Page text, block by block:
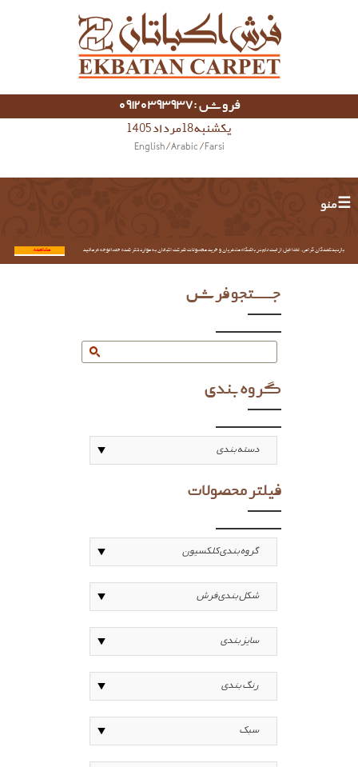
فروش :09120393937
یکشنبه 18 مرداد 1405
English/ Arabic / Farsi
☰ منو
بازدیدکنندگان گرامی؛ لطفا قبل از ثبت نام در باشگاه مشتریان و خرید محصولات شرکت اکباتان به موارد ذکر شده حتما توجه فرمائید. مشاهده...
جستجو فرش
گروه بندی
فیلتر محصولات